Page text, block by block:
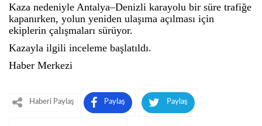
Kaza nedeniyle Antalya–Denizli karayolu bir süre trafiğe
kapanırken, yolun yeniden ulaşıma açılması için
ekiplerin çalışmaları sürüyor.
Kazayla ilgili inceleme başlatıldı.
Haber Merkezi
Haberi Paylaş Paylaş Paylaş